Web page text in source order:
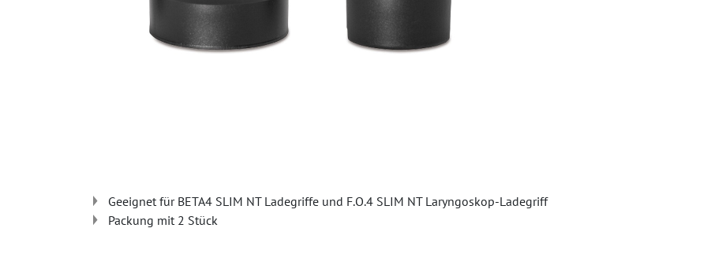
Geeignet für BETA4 SLIM NT Ladegriffe und F.O.4 SLIM NT Laryngoskop-Ladegriff
Packung mit 2 Stück